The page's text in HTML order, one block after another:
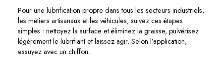
Pour une lubrification propre dans tous les secteurs industriels,
les métiers artisanaux et les véhicules, suivez ces étapes
simples : nettoyez la surface et éliminez la graisse, pulvérisez
légèrement le lubrifiant et laissez agir. Selon l’application,
essuyez avec un chiffon.